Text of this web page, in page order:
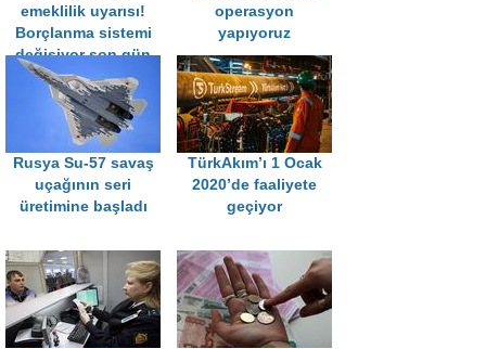
emeklilik uyarısı!
Borçlanma sistemi
değişiyor son gün
31 Temmuz…
operasyon
yapıyoruz
Rusya Su-57 savaş
uçağının seri
üretimine başladı
TürkAkım’ı 1 Ocak
2020’de faaliyete
geçiyor